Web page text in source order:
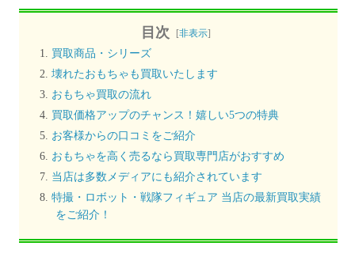
目次 [非表示]
買取商品・シリーズ
壊れたおもちゃも買取いたします
おもちゃ買取の流れ
買取価格アップのチャンス！嬉しい5つの特典
お客様からの口コミをご紹介
おもちゃを高く売るなら買取専門店がおすすめ
当店は多数メディアにも紹介されています
特撮・ロボット・戦隊フィギュア 当店の最新買取実績
をご紹介！